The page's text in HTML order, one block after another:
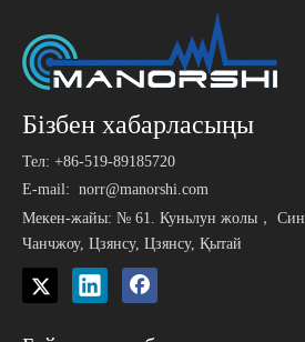
Бізбен хабарласыңы
Тел: +86-519-89185720
E-mail: norr@manorshi.com
Мекен-жайы: № 61. Куньлун жолы，
Чанчжоу, Цзянсу, Цзянсу, Қытай